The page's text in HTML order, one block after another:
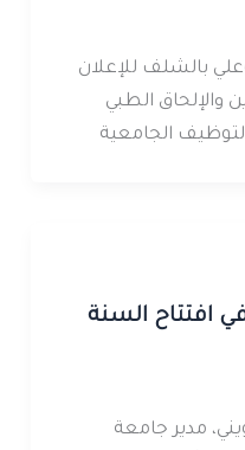
بالشلف للإعلان
والإلحاق الطبي
الجامعية
افتتاح السنة
مدير جامعة